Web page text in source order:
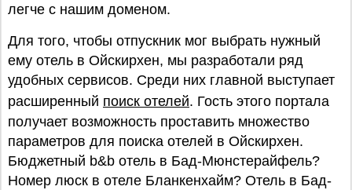
легче с нашим доменом.
Для того, чтобы отпускник мог выбрать нужный
ему отель в Ойскирхен, мы разработали ряд
удобных сервисов. Среди них главной выступает
расширенный поиск отелей. Гость этого портала
получает возможность проставить множество
параметров для поиска отелей в Ойскирхен.
Бюджетный b&b отель в Бад-Мюнстерайфель?
Номер люск в отеле Бланкенхайм? Oтель в Бад-